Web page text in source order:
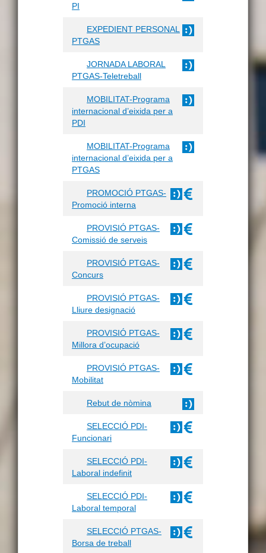
PI
EXPEDIENT PERSONAL
PTGAS
JORNADA LABORAL
PTGAS-Teletreball
MOBILITAT-Programa
internacional d’eixida per a
PDI
MOBILITAT-Programa
internacional d’eixida per a
PTGAS
PROMOCIÓ PTGAS-
Promoció interna
PROVISIÓ PTGAS-
Comissió de serveis
PROVISIÓ PTGAS-
Concurs
PROVISIÓ PTGAS-
Lliure designació
PROVISIÓ PTGAS-
Millora d’ocupació
PROVISIÓ PTGAS-
Mobilitat
Rebut de nòmina
SELECCIÓ PDI-
Funcionari
SELECCIÓ PDI-
Laboral indefinit
SELECCIÓ PDI-
Laboral temporal
SELECCIÓ PTGAS-
Borsa de treball